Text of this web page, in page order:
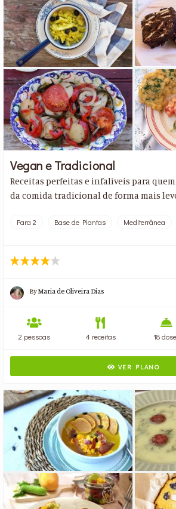
Vegan e Tradicional
Receitas perfeitas e infalíveis para
da comida tradicional de forma mais
Para 2 Base de Plantas Mediterrânea
ByMaria de Oliveira Dias
2 pessoas 4 receitas 18
VER PLANO